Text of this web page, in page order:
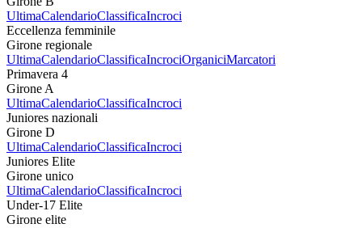
UltimaCalendarioClassificaIncroci
Eccellenza femminile
Girone regionale
UltimaCalendarioClassificaIncrociOrganiciMarcatori
Primavera 4
Girone A
UltimaCalendarioClassificaIncroci
Juniores nazionali
Girone D
UltimaCalendarioClassificaIncroci
Juniores Elite
Girone unico
UltimaCalendarioClassificaIncroci
Under-17 Elite
Girone elite